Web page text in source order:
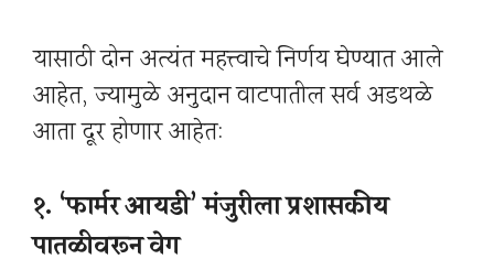
यासाठी दोन अत्यंत महत्त्वाचे निर्णय घेण्यात आले
आहेत, ज्यामुळे अनुदान वाटपातील सर्व अडथळे
आता दूर होणार आहेत:
१. ‘फार्मर आयडी’ मंजुरीला प्रशासकीय
पातळीवरून वेग